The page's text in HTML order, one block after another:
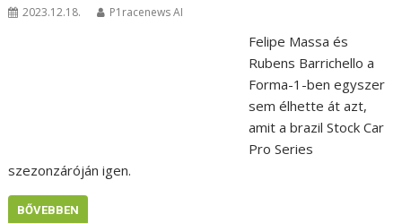
2023.12.18. P1racenews AI
Felipe Massa és
Rubens Barrichello a
Forma-1-ben egyszer
sem élhette át azt,
amit a brazil Stock Car
Pro Series
szezonzáróján igen.
BŐVEBBEN